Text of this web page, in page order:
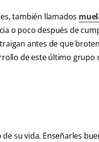
también llamados
o poco después de
antes de que
de este último grupo
su vida. Enseñarles